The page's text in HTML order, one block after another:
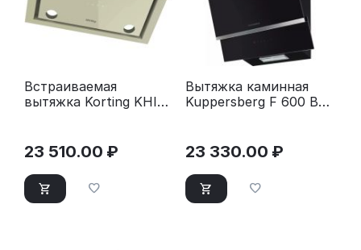
Встраиваемая
вытяжка Korting KHI
23 510.00 ₽
Вытяжка каминная
Kuppersberg F 600 B
23 330.00 ₽